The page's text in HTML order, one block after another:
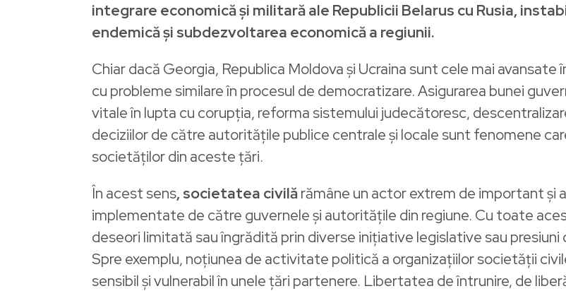
integrare economică și militară ale Republicii Belarus cu Rusia,
endemică și subdezvoltarea economică a regiunii.
Chiar dacă Georgia, Republica Moldova și Ucraina sunt cele mai
cu probleme similare în procesul de democratizare. Asigurarea bunei
vitale în lupta cu corupția, reforma sistemului judecătoresc,
deciziilor de către autoritățile publice centrale și locale sunt fenomene
societăților din aceste țări.
În acest sens, societatea civilărămâne un actor extrem de important și
implementate de către guvernele și autoritățile din regiune. Cu toate
deseori limitată sau îngrădită prin diverse inițiative legislative sau
Spre exemplu, noțiunea de activitate politică a organizațiilor societății
sensibil și vulnerabil în unele țări partenere. Libertatea de întrunire, de